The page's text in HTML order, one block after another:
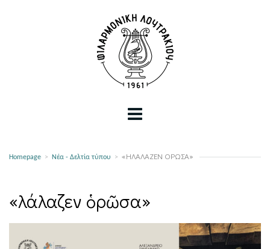
Homepage > Νέα - Δελτία τύπου > «ἨΛΆΛΑΖΕΝ ὉΡΩ͂ΣΑ»
«Ἠλάλαζεν ὁρῶσα»